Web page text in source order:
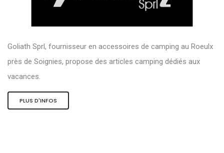
Goliath Sprl, fournisseur en accessoires de camping au Roeulx
près de Soignies, propose des articles camping dédiés aux
vacances.
PLUS D'INFOS